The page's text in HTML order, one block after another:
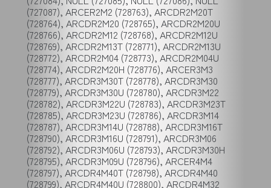
(727087), ARCER2M2 (728763), ARCDR2M20T
(728764), ARCDR2M20 (728765), ARCDR2M20U
(728766), ARCDR2M12 (728768), ARCDR2M12U
(728769), ARCDR2M13T (728771), ARCDR2M13U
(728772), ARCDR2M04 (728773), ARCDR2M04U
(728774), ARCDR2M20H (728776), ARCER3M3
(728777), ARCDR3M30T (728778), ARCDR3M30
(728779), ARCDR3M30U (728780), ARCDR3M22
(728782), ARCDR3M22U (728783), ARCDR3M23T
(728785), ARCDR3M23U (728786), ARCDR3M14
(728787), ARCDR3M14U (728788), ARCDR3M16T
(728790), ARCDR3M16U (728791), ARCDR3M06
(728792), ARCDR3M06U (728793), ARCDR3M30H
(728795), ARCDR3M09U (728796), ARCER4M4
(728797), ARCDR4M40T (728798), ARCDR4M40
(728799), ARCDR4M40U (728800), ARCDR4M32